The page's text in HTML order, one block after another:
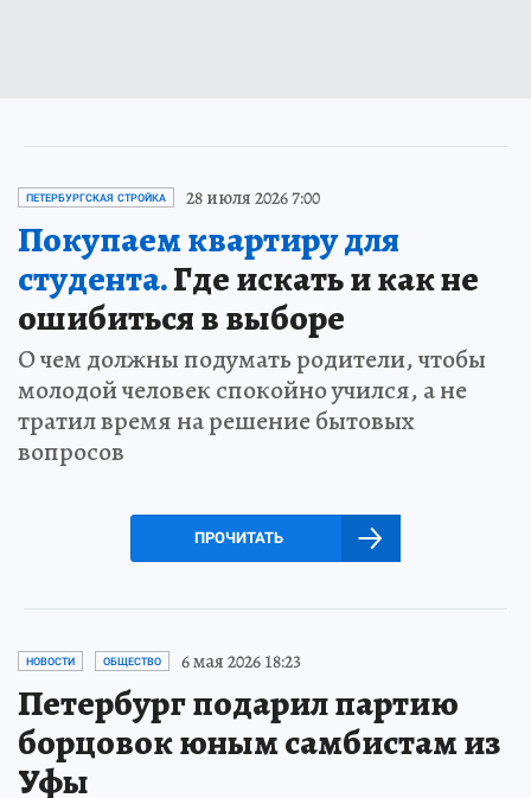
ПЕТЕРБУРГСКАЯ СТРОЙКА 28 июля 2026 7:00
Покупаем квартиру для
студента.Где искать и как не
ошибиться в выборе
О чем должны подумать родители, чтобы
молодой человек спокойно учился, а не
тратил время на решение бытовых
вопросов
ПРОЧИТАТЬ
НОВОСТИ ОБЩЕСТВО 6 мая 2026 18:23
Петербург подарил партию
борцовок юным самбистам из
Уфы